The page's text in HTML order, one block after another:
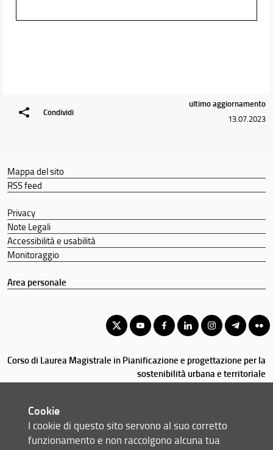
Condividi
ultimo aggiornamento
13.07.2023
Mappa del sito
RSS feed
Privacy
Note Legali
Accessibilità e usabilità
Monitoraggio
Area personale
Corso di Laurea Magistrale in Pianificazione e progettazione per la
sostenibilità urbana e territoriale
Via della Mattonaia, 14 - 50121 Firenze (FI)
Cookie
I cookie di questo sito servono al suo corretto
funzionamento e non raccolgono alcuna tua